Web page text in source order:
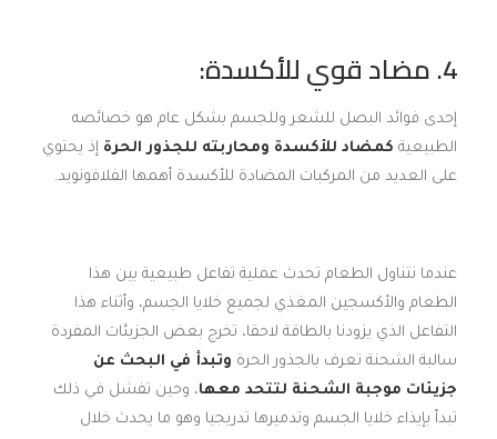
4. مضاد قوي للأكسدة:
إحدى فوائد البصل للشعر وللجسم بشكل عام هو خصائصه
الطبيعية كمضاد للأكسدة ومحاربته للجذور الحرة إذ يحتوي
على العديد من المركبات المضادة للأكسدة أهمها الفلافونويد.
عندما نتناول الطعام تحدث عملية تفاعل طبيعية بين هذا
الطعام والأكسجين المغذي لجميع خلايا الجسم، وأثناء هذا
التفاعل الذي يزودنا بالطاقة لاحقا، تخرج بعض الجزيئات المفردة
سالبة الشحنة تعرف بالجذور الحرة وتبدأ في البحث عن
جزيئات موجبة الشحنة لتتحد معها، وحين تفشل في ذلك
تبدأ بإيذاء خلايا الجسم وتدميرها تدريجيا وهو ما يحدث خلال